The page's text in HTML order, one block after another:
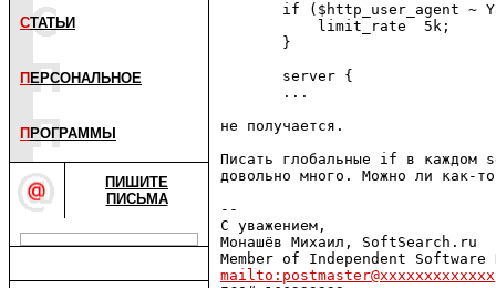
СТАТЬИ
П ЕРСОНАЛЬНОЕ
П РОГРАММЫ
ПИШИТЕ
ПИСЬМА
if ($http_user_agent ~
           limit_rate  5k;
       }
       server {
       ...
не получается.
Писать глобальные if в
довольно много. Можно ли как-
--
С уважением,
Монашёв Михаил, SoftSearch.ru
mailto:postmaster@xxxxxxxxxxxxx